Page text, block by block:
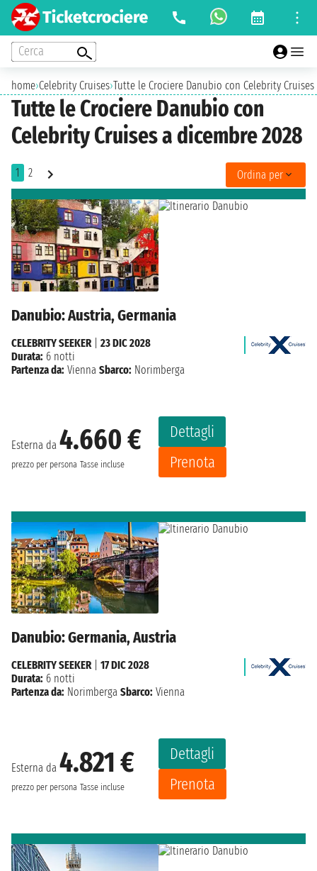
Cerca
home›Celebrity Cruises›Tutte le Crociere Danubio con Celebrity
Tutte le Crociere Danubio con
Celebrity Cruises a dicembre 2028
1 2 Ordina per
Danubio: Austria, Germania
Esterna da 4.660 €
prezzo per persona Tasse incluse
Dettagli
Prenota
CELEBRITY SEEKER
23 DIC 2028
Durata: 6 notti
Partenza da: Vienna Sbarco: Norimberga
Danubio: Germania, Austria
Esterna da 4.821 €
prezzo per persona Tasse incluse
Dettagli
Prenota
CELEBRITY SEEKER| 17 DIC 2028
Durata: 6 notti
Partenza da: Norimberga Sbarco: Vienna